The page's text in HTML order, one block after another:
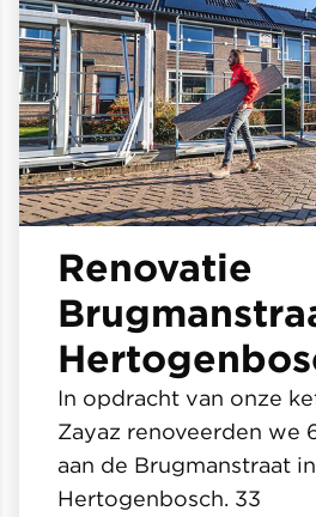
Renovatie
In opdracht van onze
Zayaz renoveerden we
aan de Brugmanstraat in
Hertogenbosch. 33